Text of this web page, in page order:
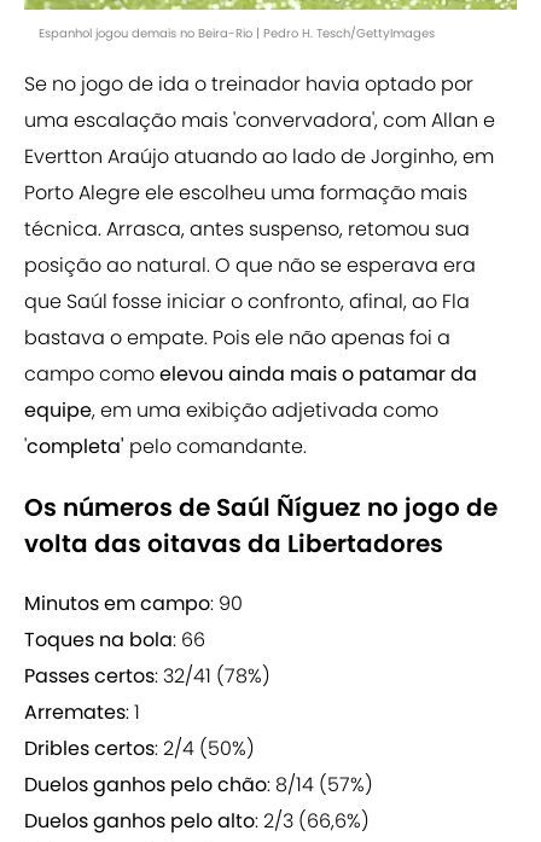
Espanhol jogou demais no Beira-Rio | Pedro H. Tesch/GettyImages
Se no jogo de ida o treinador havia optado por
uma escalação mais 'convervadora', com Allan e
Evertton Araújo atuando ao lado de Jorginho, em
Porto Alegre ele escolheu uma formação mais
técnica. Arrasca, antes suspenso, retomou sua
posição ao natural. O que não se esperava era
que Saúl fosse iniciar o confronto, afinal, ao Fla
bastava o empate. Pois ele não apenas foi a
campo comoelevou ainda mais o patamar da
equipe, em uma exibição adjetivada como
'completa' pelo comandante.
Os números de Saúl Ñíguez no jogo de
volta das oitavas da Libertadores
Minutos em campo: 90
Toques na bola: 66
Passes certos: 32/41 (78%)
Arremates: 1
Dribles certos: 2/4 (50%)
Duelos ganhos pelo chão: 8/14 (57%)
Duelos ganhos pelo alto: 2/3 (66,6%)